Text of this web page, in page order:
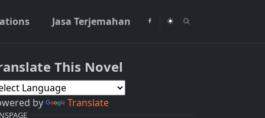
Jasa Terjemahan
This Novel
by Translate